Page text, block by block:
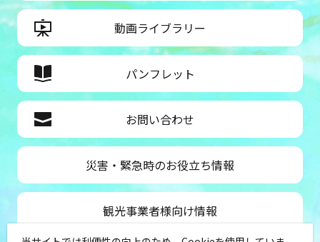
動画ライブラリー
パンフレット
お問い合わせ
災害・緊急時のお役立ち情報
観光事業者様向け情報